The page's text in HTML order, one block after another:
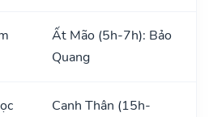
Ất Mão (5h-7h): Bảo
Quang
Canh Thân (15h-